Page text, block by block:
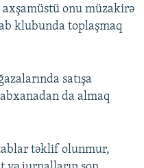
onu müzakirə
klubunda toplaşmaq
satışa
da almaq
təklif olunmur,